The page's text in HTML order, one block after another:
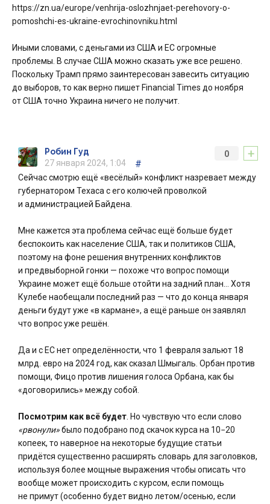
https://zn.ua/europe/venhrija-oslozhnjaet-perehovory-o-
pomoshchi-es-ukraine-evrochinovniku.html
Иными словами, с деньгами из США и ЕС огромные
проблемы. В случае США можно сказать уже все решено.
Поскольку Трамп прямо заинтересован завесить ситуацию
до выборов, то как верно пишет Financial Times до ноября
от США точно Украина ничего не получит.
+
0
Робин Гуд
27 января 2024, 1:04
#
Сейчас смотрю ещё «весёлый» конфликт назревает между
губернатором Техаса с его колючей проволкой
и администрацией Байдена.
Мне кажется эта проблема сейчас ещё больше будет
беспокоить как население США, так и политиков США,
поэтому на фоне решения внутренних конфликтов
и предвыборной гонки — похоже что вопрос помощи
Украине может ещё больше отойти на задний план… Хотя
Кулебе наобещали последний раз — что до конца января
деньги будут уже «в кармане», а ещё раньше он заявлял
что вопрос уже решён.
Да и с ЕС нет определённости, что 1 февраля зальют 18
млрд. евро на 2024 год, как сказал Шмыгаль. Орбан против
помощи, Фицо против лишения голоса Орбана, как бы
«договорились» между собой.
Посмотрим как всё будет . Но чувствую что если слово
«рвонули»было подобрано под скачок курса на 10−20
копеек, то наверное на некоторые будущие статьи
придётся существенно расширять словарь для заголовков,
используя более мощные выражения чтобы описать что
вообще может происходить с курсом, если помощь
не примут (особенно будет видно летом/осенью, если